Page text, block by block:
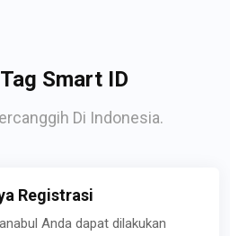
Smart ID
Di Indonesia.
Registrasi
Anda dapat dilakukan